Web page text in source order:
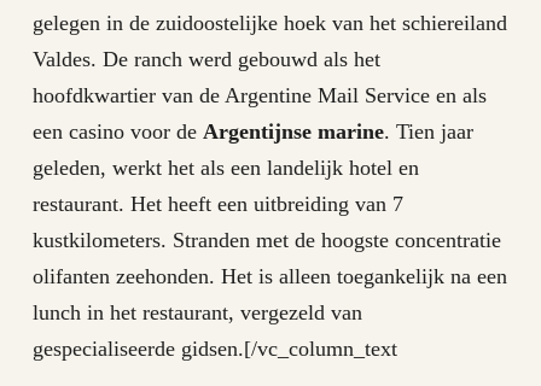
gelegen in de zuidoostelijke hoek van het schiereiland
Valdes. De ranch werd gebouwd als het
hoofdkwartier van de Argentine Mail Service en als
een casino voor de Argentijnse marine. Tien jaar
geleden, werkt het als een landelijk hotel en
restaurant. Het heeft een uitbreiding van 7
kustkilometers. Stranden met de hoogste concentratie
olifanten zeehonden. Het is alleen toegankelijk na een
lunch in het restaurant, vergezeld van
gespecialiseerde gidsen.[/vc_column_text